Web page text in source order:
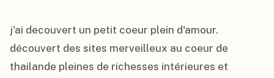
j'ai decouvert un petit coeur plein d'amour.
découvert des sites merveilleux au coeur de
thailande pleines de richesses intérieures et